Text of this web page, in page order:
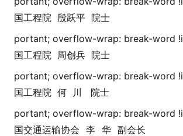
国工程院 殷跃平 院士
portant; overflow-wrap: break-word !i
国工程院 周创兵 院士
portant; overflow-wrap: break-word !i
国工程院 何 川 院士
portant; overflow-wrap: break-word !i
国交通运输协会
李 华 副会长